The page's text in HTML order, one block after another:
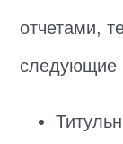
отчетами,
следующие